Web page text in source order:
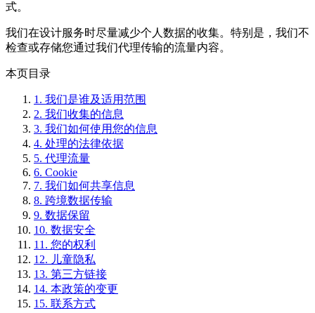
式。
我们在设计服务时尽量减少个人数据的收集。特别是，我们不
检查或存储您通过我们代理传输的流量内容。
本页目录
1. 我们是谁及适用范围
2. 我们收集的信息
3. 我们如何使用您的信息
4. 处理的法律依据
5. 代理流量
6. Cookie
7. 我们如何共享信息
8. 跨境数据传输
9. 数据保留
10. 数据安全
11. 您的权利
12. 儿童隐私
13. 第三方链接
14. 本政策的变更
15. 联系方式